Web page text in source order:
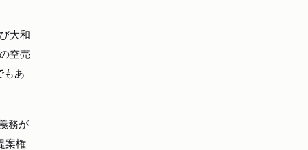
大和
空売
もあ
務が
案権